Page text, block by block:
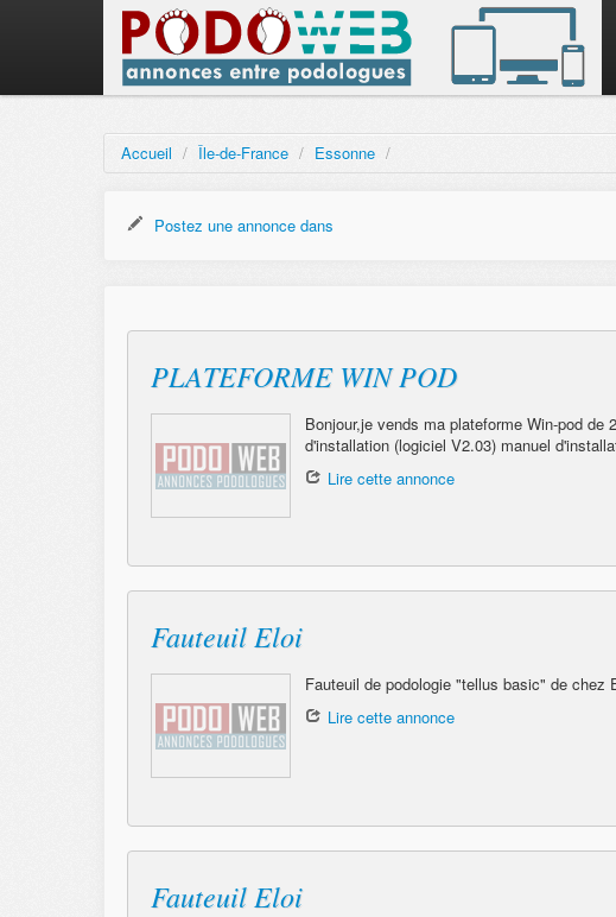
Accueil / Île-de-France / Essonne /
Postez une annonce dans
PLATEFORME WIN POD
Bonjour,je vends ma plateforme Win-pod
d'installation (logiciel V2.03) manuel
Lire cette annonce
Fauteuil Eloi
Fauteuil de podologie "tellus basic" de
Lire cette annonce
Fauteuil Eloi